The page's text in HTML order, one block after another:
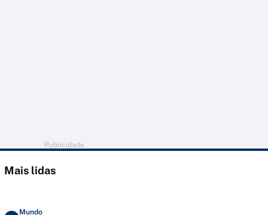
Publicidade
Mais lidas
Mundo